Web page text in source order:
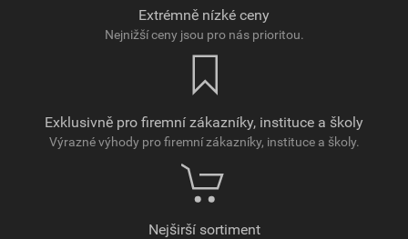
Extrémně nízké ceny
Nejnižší ceny jsou pro nás prioritou.
Exklusivně pro firemní zákazníky, instituce a školy
Výrazné výhody pro firemní zákazníky, instituce a školy.
Nejširší sortiment